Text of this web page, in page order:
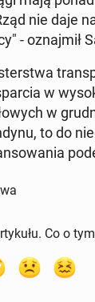
nie daje
- oznaj­mił
w
w
to do
Co o